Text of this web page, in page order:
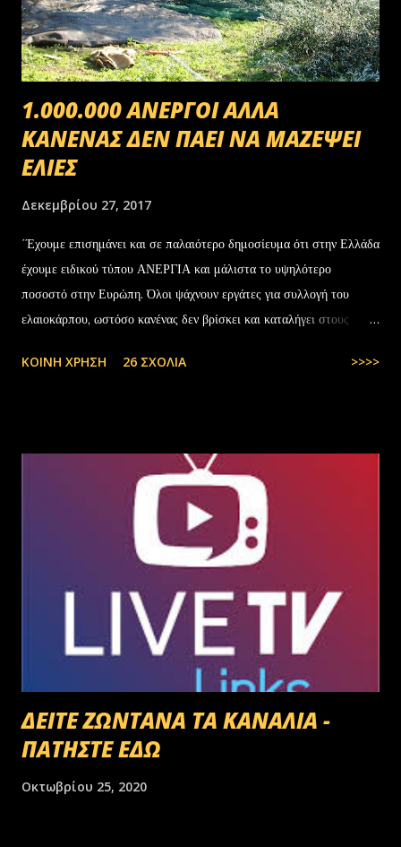
1.000.000 ΑΝΕΡΓΟΙ ΑΛΛΑ
ΚΑΝΕΝΑΣ ΔΕΝ ΠΑΕΙ ΝΑ ΜΑΖΕΨΕΙ
ΕΛΙΕΣ
Δεκεμβρίου 27, 2017
΄Έχουμε επισημάνει και σε παλαιότερο δημοσίευμα ότι στην Ελλάδα
έχουμε ειδικού τύπου ΑΝΕΡΓΙΑ και μάλιστα το υψηλότερο
ποσοστό στην Ευρώπη. Όλοι ψάχνουν εργάτες για συλλογή του
ελαιοκάρπου, ωστόσο κανένας δεν βρίσκει και καταλήγει στους
στην Ελλάδα, πάλι δεν μας φτάνουν. Στην Ελλάδα του 1.000.000
ΚΟΙΝΉ ΧΡΉΣΗ 26 ΣΧΌΛΙΑ >>>>
ΔΕΙΤΕ ΖΩΝΤΑΝΑ ΤΑ ΚΑΝΑΛΙΑ -
ΠΑΤΗΣΤΕ ΕΔΩ
Οκτωβρίου 25, 2020